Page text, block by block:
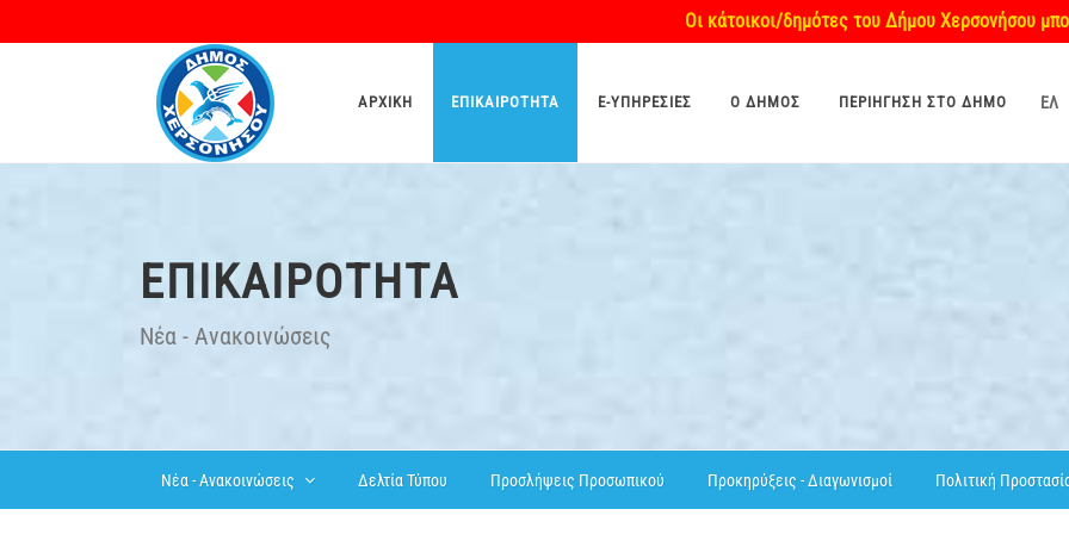
Οι κάτοικοι/δημότες του Δήμου Χερσονήσου μπορούν
ΑΡΧΙΚΉ ΕΠΙΚΑΙΡΌΤΗΤΑ E-ΥΠΗΡΕΣΊΕΣ O ΔΉΜΟΣ ΠΕΡΙΉΓΗΣΗ ΣΤΟ ΔΉΜΟ ΕΛ
ΕΠΙΚΑΙΡΌΤΗΤΑ
Νέα - Ανακοινώσεις
Νέα - Ανακοινώσεις Δελτία Τύπου Προσλήψεις Προσωπικού Προκηρύξεις - Διαγωνισμοί Πολιτική